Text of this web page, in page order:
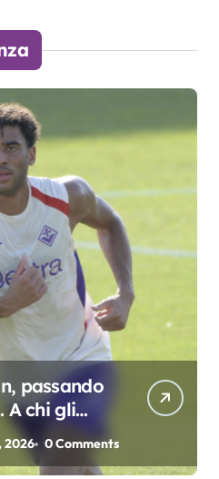
passando
A chi gli
2026 0 Comments